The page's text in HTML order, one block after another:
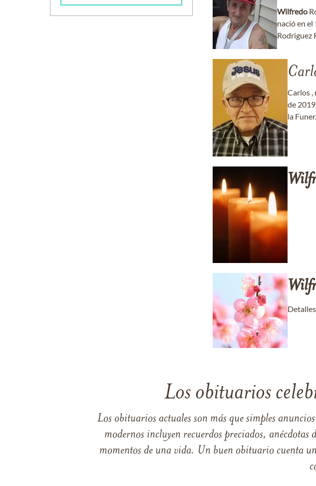
Wilfredo
nació en
Rodriguez
Carlos ,
de
la
Los obituarios
Los obituarios actuales son más que simples
modernos incluyen recuerdos preciados,
momentos de una vida. Un buen obituario cuenta